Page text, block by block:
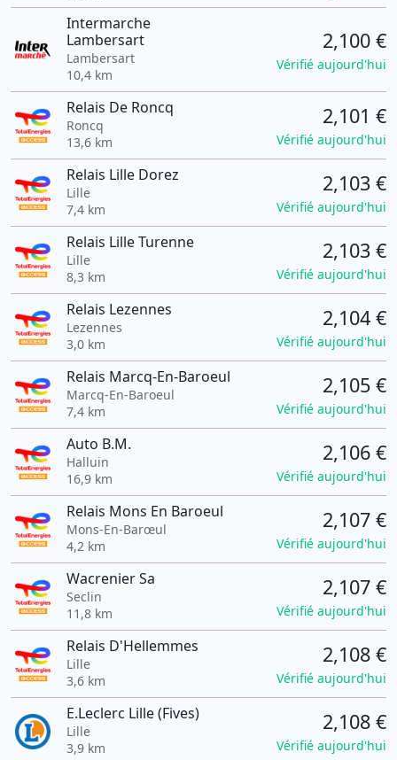
Intermarche
Lambersart
Lambersart
10,4 km
2,100 €
Vérifié aujourd'hui
Relais De Roncq
Roncq
13,6 km
2,101 €
Vérifié aujourd'hui
Relais Lille Dorez
Lille
7,4 km
2,103 €
Vérifié aujourd'hui
Relais Lille Turenne
Lille
8,3 km
2,103 €
Vérifié aujourd'hui
Relais Lezennes
Lezennes
3,0 km
2,104 €
Vérifié aujourd'hui
Relais Marcq-En-Baroeul
Marcq-En-Baroeul
7,4 km
2,105 €
Vérifié aujourd'hui
Auto B.M.
Halluin
16,9 km
2,106 €
Vérifié aujourd'hui
Relais Mons En Baroeul
Mons-En-Barœul
4,2 km
2,107 €
Vérifié aujourd'hui
Wacrenier Sa
Seclin
11,8 km
2,107 €
Vérifié aujourd'hui
Relais D'Hellemmes
Lille
3,6 km
2,108 €
Vérifié aujourd'hui
E.Leclerc Lille (Fives)
Lille
3,9 km
2,108 €
Vérifié aujourd'hui